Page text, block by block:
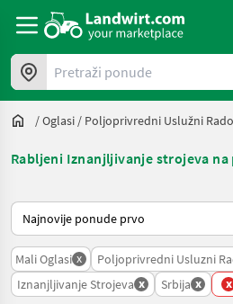
Pretraži ponude
/Oglasi / Poljoprivredni Uslužni
Rabljeni Iznanjljivanje strojeva
Tako se sortira na Landwirt.com
Mali Oglasi x Poljoprivredni Usluzni
Iznanjljivanje Strojeva x Srbija x x